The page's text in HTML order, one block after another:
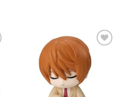
Legg til i
ønskeliste